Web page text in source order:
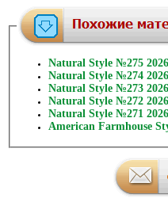
Natural Style №275 2026
Natural Style №274 2026
Natural Style №273 2026
Natural Style №272 2026
Natural Style №271 2026
American Farmhouse